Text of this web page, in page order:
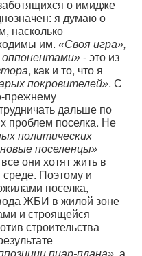
о имидже
я думаю о
насколько
им. «Своя игра»,
оппонентами» - это из
, как и то, что я
покровителей». С
прежнему
дальше по
проблем поселка. Не
политических
поселенцы»
они хотят жить в
среде. Поэтому и
поселка,
ЖБИ в жилой зоне
и строящейся
строительства
пиар-плана»